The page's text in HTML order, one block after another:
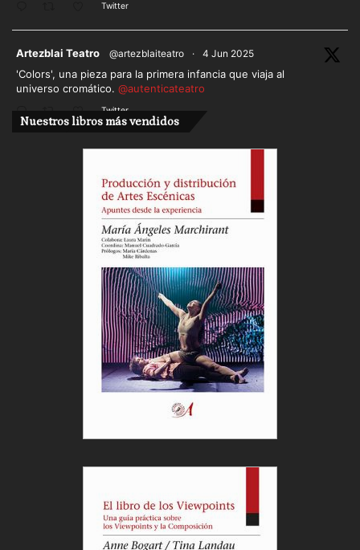
Twitter
Artezblai Teatro @artezblaiteatro · 4 Jun 2025
'Colors', una pieza para la primera infancia que viaja al
universo cromático. @autenticateatro
Twitter
Cargar más
Nuestros libros más vendidos